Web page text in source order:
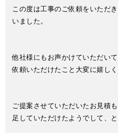
この度は工事のご依頼をいただ
いました。
他社様にもお声かけていただい
依頼いただけたこと大変に嬉しく
ご提案させていただいたお見積
足していただけたようでして、